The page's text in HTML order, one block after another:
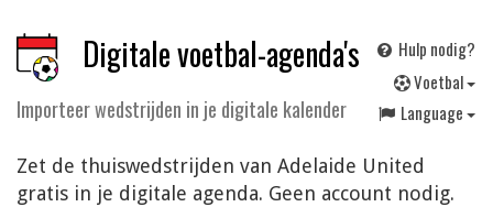
Digitale voetbal-agenda's
Importeer wedstrijden in je digitale kalender
Hulp nodig?
Voetbal
Language
Zet de thuiswedstrijden van Adelaide United
gratis in je digitale agenda. Geen account nodig.